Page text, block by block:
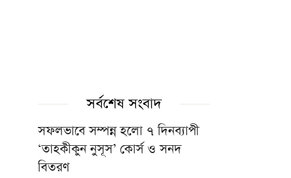
সর্বশেষ সংবাদ
সফলভাবে সম্পন্ন হলো ৭ দিনব্যাপী
‘তাহকীকুন নুসূস’ কোর্স ও সনদ
বিতরণ